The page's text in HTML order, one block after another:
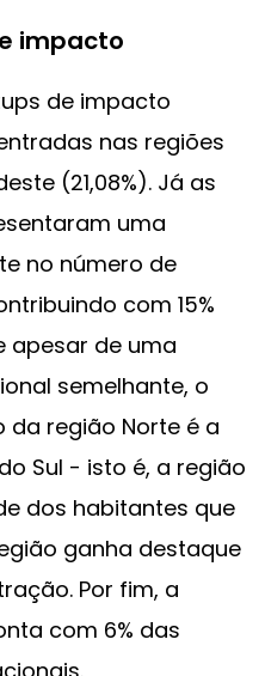
impacto
de impacto
nas regiões
(21,08%). Já as
uma
no número de
com 15%
semelhante, o
região Norte é a
Sul - isto é, a região
dos habitantes que
ganha destaque
Por fim, a
com 6% das